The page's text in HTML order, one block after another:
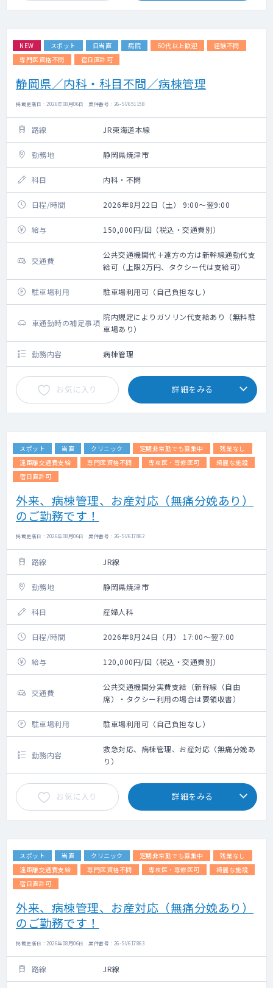
NEW スポット 日当直 病院 60代以上歓迎
経験不問
専門医資格不問
宿日直許可
静岡県／内科・科目不問／病棟管理
掲載更新日 : 2026年08月06日 案件番号 : 26-SV651158
路線 JR東海道本線
勤務地 静岡県焼津市
科目 内科・不問
日程/時間 2026年8月22日（土） 9:00～翌9:00
給与 150,000円/回（税込・交通費別）
交通費
公共交通機関代＋遠方の方は新幹線通勤代支
給可（上限2万円、タクシー代は支給可）
駐車場利用 駐車場利用可（自己負担なし）
車通勤時の補足事項
院内規定によりガソリン代支給あり（無料駐
車場あり）
勤務内容 病棟管理
お気に入り 詳細をみる
スポット 当直 クリニック 定期非常勤でも募集中
残業なし
遠距離交通費支給
専門医資格不問 専攻医・専修医可
綺麗な施設
宿日直許可
外来、病棟管理、お産対応（無痛分娩あり）
のご勤務です！
掲載更新日 : 2026年08月06日 案件番号 : 26-SV617862
路線 JR線
勤務地 静岡県焼津市
科目 産婦人科
日程/時間 2026年8月24日（月） 17:00～翌7:00
給与 120,000円/回（税込・交通費別）
交通費
公共交通機関分実費支給（新幹線（自由
席）・タクシー利用の場合は要領収書）
駐車場利用 駐車場利用可（自己負担なし）
勤務内容
救急対応、病棟管理、お産対応（無痛分娩あ
り）
お気に入り 詳細をみる
スポット 当直 クリニック 定期非常勤でも募集中
残業なし
遠距離交通費支給
専門医資格不問 専攻医・専修医可
綺麗な施設
宿日直許可
外来、病棟管理、お産対応（無痛分娩あり）
のご勤務です！
掲載更新日 : 2026年08月06日 案件番号 : 26-SV617863
路線 JR線